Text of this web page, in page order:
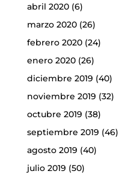
abril 2020(6)
marzo 2020(26)
febrero 2020(24)
enero 2020(26)
diciembre 2019 (40)
noviembre 2019 (32)
octubre 2019 (38)
septiembre 2019 (46)
agosto 2019 (40)
julio 2019 (50)